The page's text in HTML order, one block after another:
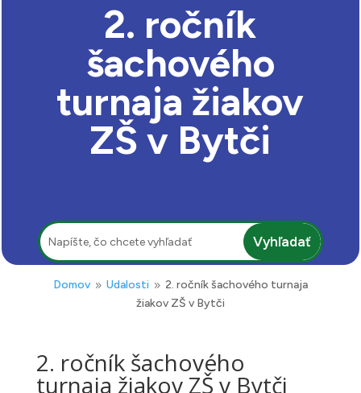
2. ročník
šachového
turnaja žiakov
ZŠ v Bytči
Hľadať:
Domov 9 Udalosti 9 2. ročník šachového turnaja
žiakov ZŠ v Bytči
2. ročník šachového
turnaja žiakov ZŠ v Bytči